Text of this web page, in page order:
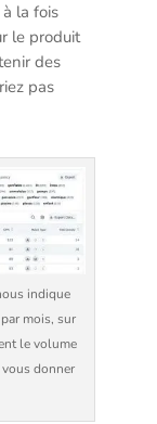
la fois
le produit
des
pas
indique
mois, sur
le volume
donner